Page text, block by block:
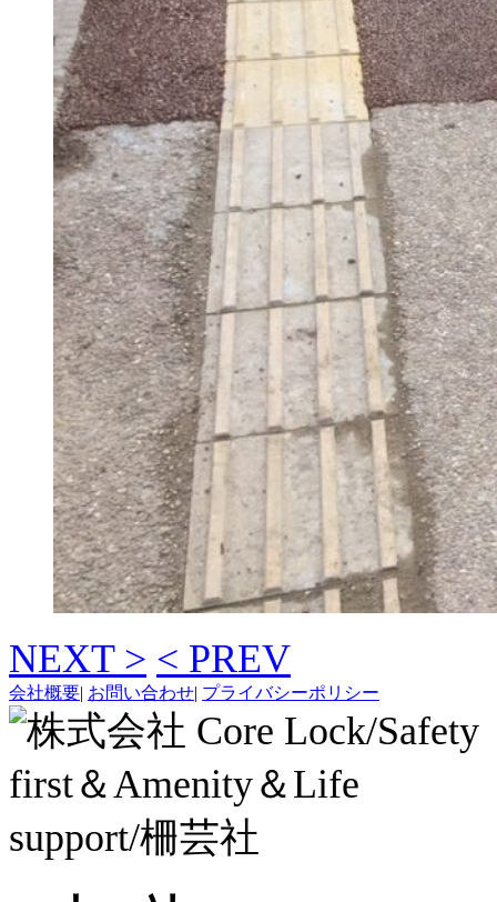
NEXT > < PREV
会社概要| お問い合わせ| プライバシーポリシー